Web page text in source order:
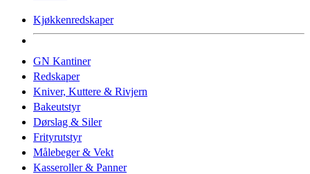
Kjøkkenredskaper
GN Kantiner
Redskaper
Kniver, Kuttere & Rivjern
Bakeutstyr
Dørslag & Siler
Frityrutstyr
Målebeger & Vekt
Kasseroller & Panner